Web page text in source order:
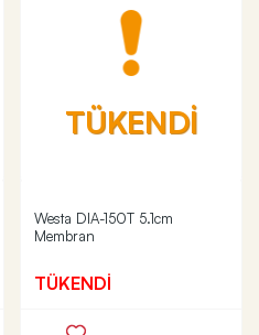
TÜKENDİ
Westa DIA-150T 5.1cm
Membran
TÜKENDİ